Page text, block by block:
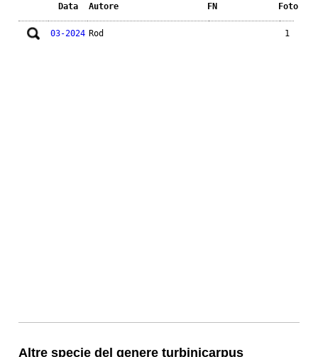
Data Autore FN Foto
03-2024 Rod 1
Altre specie del genere turbinicarpus